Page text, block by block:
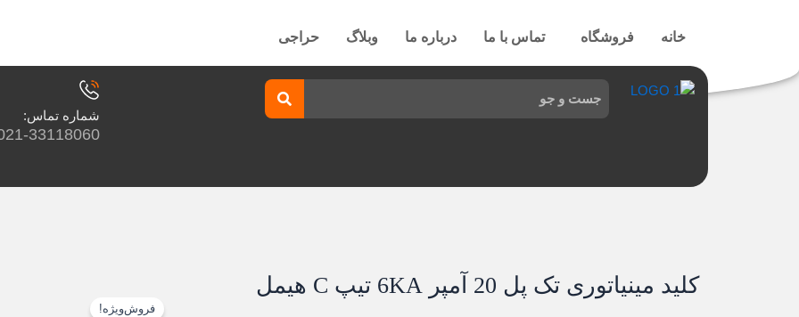
خانه فروشگاه تماس با ما درباره ما وبلاگ حراجی
شماره تماس:
33118060
کلید مینیاتوری تک پل 20 آمپر 6KA تیپ C هیمل
فروش‌ویژه!